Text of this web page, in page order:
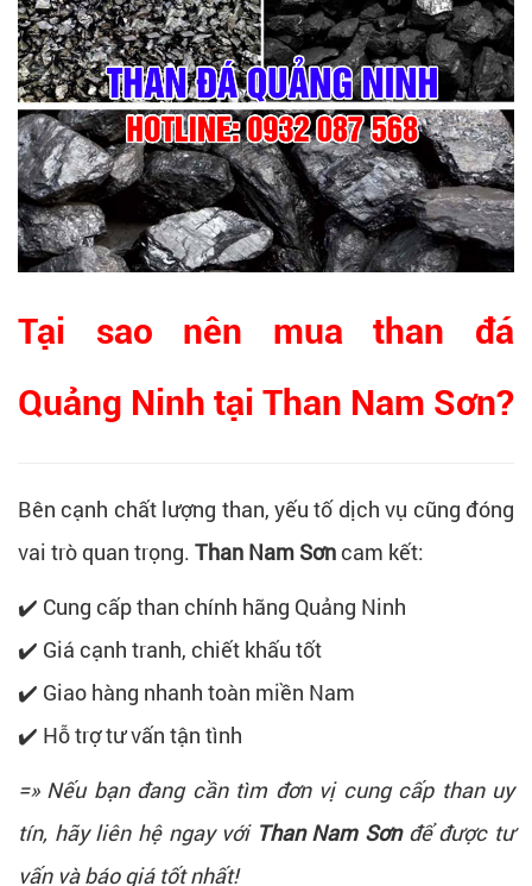
Tại sao nên mua than đá
Quảng Ninh tại Than Nam Sơn?
Bên cạnh chất lượng than, yếu tố dịch vụ cũng đóng
vai trò quan trọng. Than Nam Sơncam kết:
✔️ Cung cấp than chính hãng Quảng Ninh
✔️ Giá cạnh tranh, chiết khấu tốt
✔️ Giao hàng nhanh toàn miền Nam
✔️ Hỗ trợ tư vấn tận tình
=» Nếu bạn đang cần tìm đơn vị cung cấp than uy
tín, hãy liên hệ ngay với Than Nam Sơnđể được tư
vấn và báo giá tốt nhất!